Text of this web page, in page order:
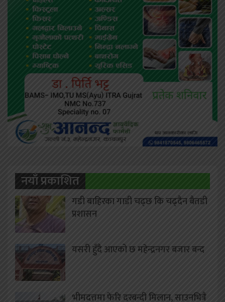
नयाँ प्रकाशित
गडी बाहिरका गाडी चढ्छ कि चढ्दैन बैतडी
प्रशासन
यसरी हुँदै आएको छ महेन्द्रनगर बजार बन्द
भीमदत्तमा फेरि दरबन्दी मिलान, साउनभित्रै